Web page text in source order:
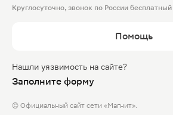
Круглосуточно, звонок по России бесплатный
Помощь
Нашли уязвимость на сайте?
Заполните форму
© Официальный сайт сети «Магнит».